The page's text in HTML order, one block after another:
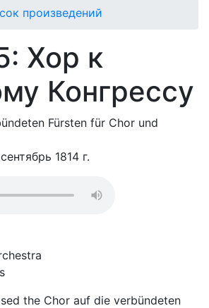
произведений
Хор к
Конгрессу
Fürsten für Chor und
1814 г.
the Chor auf die verbündeten